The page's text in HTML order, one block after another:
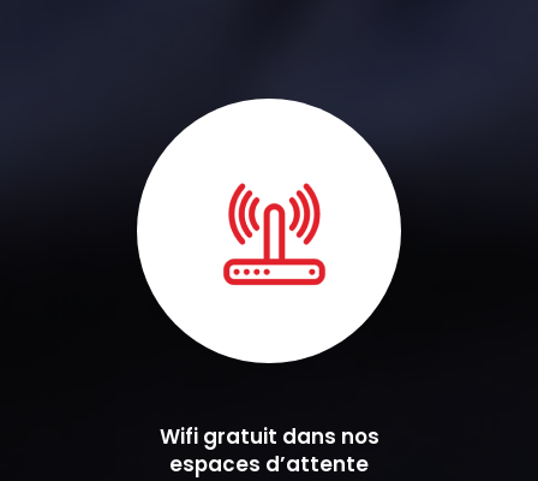
Wifi gratuit dans nos
espaces d’attente